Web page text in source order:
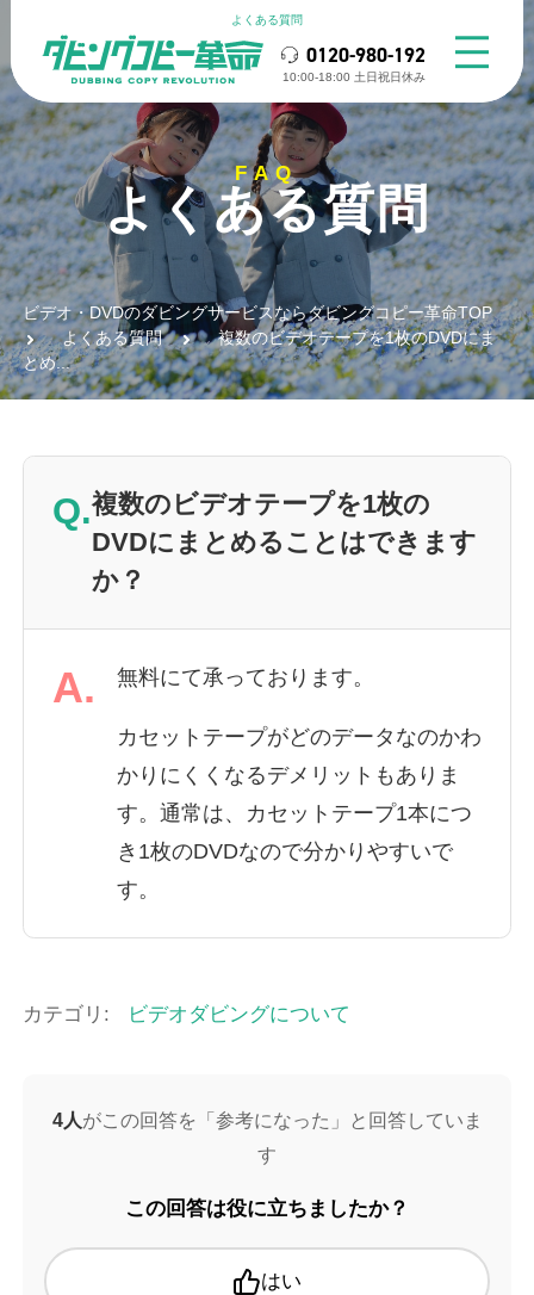
よくある質問
0120-980-192
10:00-18:00 ⼟⽇祝⽇休み
FAQ
よくある質問
ビデオ・DVDのダビングサービスならダビングコピー革命TOP
よくある質問
複数のビデオテープを1枚のDVDにま
とめ...
Q.複数のビデオテープを1枚の
DVDにまとめることはできます
か？
A. 無料にて承っております。
カセットテープがどのデータなのかわ
かりにくくなるデメリットもありま
す。通常は、カセットテープ1本につ
き1枚のDVDなので分かりやすいで
す。
カテゴリ: ビデオダビングについて
4人がこの回答を「参考になった」と回答していま
す
この回答は役に立ちましたか？
はい